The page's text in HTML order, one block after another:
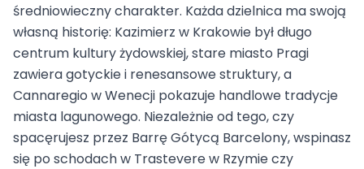
średniowieczny charakter. Każda dzielnica ma swoją
własną historię: Kazimierz w Krakowie był długo
centrum kultury żydowskiej, stare miasto Pragi
zawiera gotyckie i renesansowe struktury, a
Cannaregio w Wenecji pokazuje handlowe tradycje
miasta lagunowego. Niezależnie od tego, czy
spacęrujesz przez Barrę Gótycą Barcelony, wspinasz
się po schodach w Trastevere w Rzymie czy